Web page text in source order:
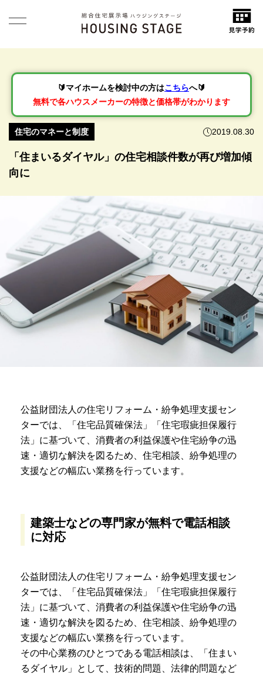
🔰マイホームを検討中の方はこちらへ🔰
無料で各ハウスメーカーの特徴と価格帯がわかります
住宅のマネーと制度 2019.08.30
「住まいるダイヤル」の住宅相談件数が再び増加傾
向に
公益財団法人の住宅リフォーム・紛争処理支援セン
ターでは、「住宅品質確保法」「住宅瑕疵担保履行
法」に基づいて、消費者の利益保護や住宅紛争の迅
速・適切な解決を図るため、住宅相談、紛争処理の
支援などの幅広い業務を行っています。
建築士などの専門家が無料で電話相談
に対応
公益財団法人の住宅リフォーム・紛争処理支援セン
ターでは、「住宅品質確保法」「住宅瑕疵担保履行
法」に基づいて、消費者の利益保護や住宅紛争の迅
速・適切な解決を図るため、住宅相談、紛争処理の
支援などの幅広い業務を行っています。
その中心業務のひとつである電話相談は、「住まい
るダイヤル」として、技術的問題、法律的問題など